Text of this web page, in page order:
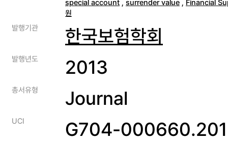
special account , surrender value , Financial
원
발행기관
한국보험학회
발행년도 2013
총서유형 Journal
UCI G704-